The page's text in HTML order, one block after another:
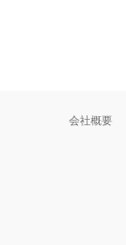
会社概要